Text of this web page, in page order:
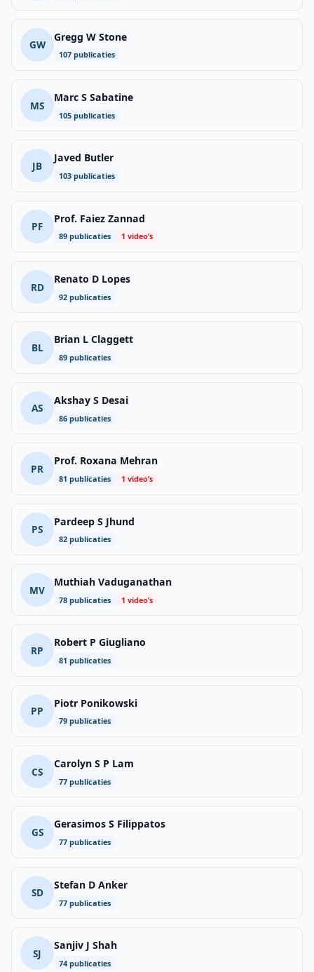
GW
Gregg W Stone
107 publicaties
MS
Marc S Sabatine
105 publicaties
JB
Javed Butler
103 publicaties
PF
Prof. Faiez Zannad
89 publicaties 1 video’s
RD
Renato D Lopes
92 publicaties
BL
Brian L Claggett
89 publicaties
AS
Akshay S Desai
86 publicaties
PR
Prof. Roxana Mehran
81 publicaties 1 video’s
PS
Pardeep S Jhund
82 publicaties
MV
Muthiah Vaduganathan
78 publicaties 1 video’s
RP
Robert P Giugliano
81 publicaties
PP
Piotr Ponikowski
79 publicaties
CS
Carolyn S P Lam
77 publicaties
GS
Gerasimos S Filippatos
77 publicaties
SD
Stefan D Anker
77 publicaties
SJ
Sanjiv J Shah
74 publicaties